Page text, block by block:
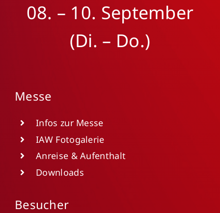
08. – 10. September
(Di. – Do.)
Messe
Infos zur Messe
IAW Fotogalerie
Anreise & Aufenthalt
Downloads
Besucher